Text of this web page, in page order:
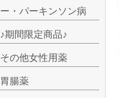
ー・パーキンソン病
♪期間限定商品♪
その他女性用薬
胃腸薬